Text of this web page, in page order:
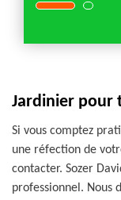
Jardinier pour
Si vous comptez
une réfection de
contacter. Sozer
professionnel. Nous